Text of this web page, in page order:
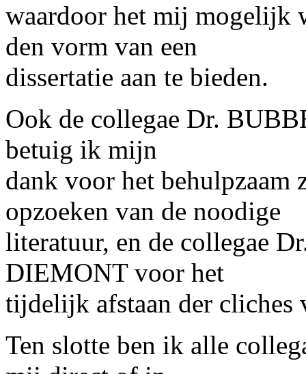
waardoor het mij mogelijk
den vorm van een
dissertatie aan te bieden.
Ook de collegae Dr.
betuig ik mijn
dank voor het
opzoeken van de noodige
literatuur, en de collegae
DIEMONT voor het
tijdelijk afstaan der cliches
Ten slotte ben ik alle